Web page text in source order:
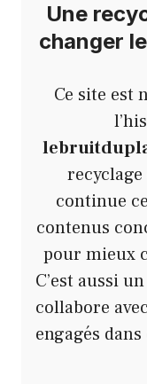
Une
changer
Ce site est
continue
contenus
pour mieux
C’est aussi
collabore
engagés